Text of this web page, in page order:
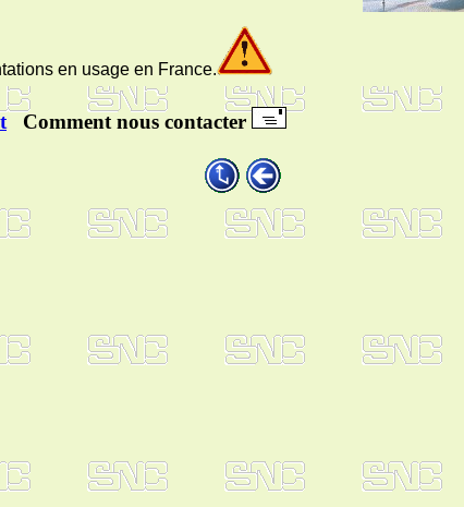
en usage en France.
Comment nous contacter